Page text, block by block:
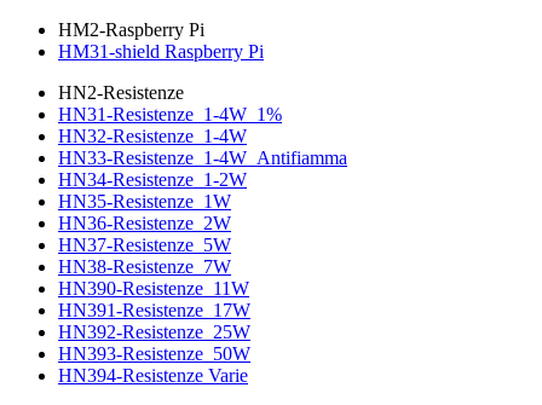
HM2-Raspberry Pi
HM31-shield Raspberry Pi
HN2-Resistenze
HN31-Resistenze_1-4W_1%
HN32-Resistenze_1-4W
HN33-Resistenze_1-4W_Antifiamma
HN34-Resistenze_1-2W
HN35-Resistenze_1W
HN36-Resistenze_2W
HN37-Resistenze_5W
HN38-Resistenze_7W
HN390-Resistenze_11W
HN391-Resistenze_17W
HN392-Resistenze_25W
HN393-Resistenze_50W
HN394-Resistenze Varie